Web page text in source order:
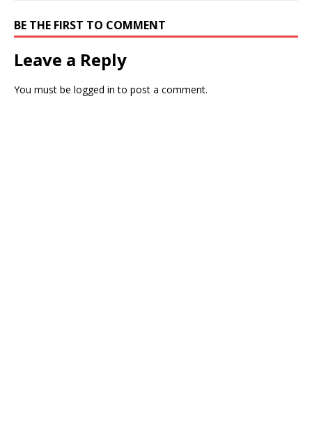
BE THE FIRST TO COMMENT
Leave a Reply
You must be logged in to post a comment.